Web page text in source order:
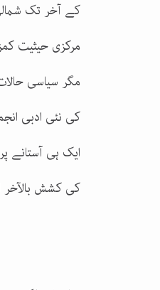
کے آخر تک
مرکزی حیثیت
مگر سیاسی
کی نئی ادبی
ایک ہی آستانے
کی کشش بالآخر